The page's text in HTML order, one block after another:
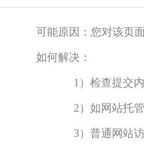
可能原因：您对该页
如何解决：
1）检查提交
2）如网站托
3）普通网站